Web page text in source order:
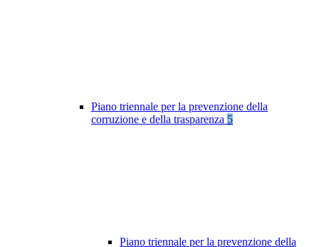
Piano triennale per la prevenzione della
corruzione e della trasparenza 5
Piano triennale per la prevenzione della